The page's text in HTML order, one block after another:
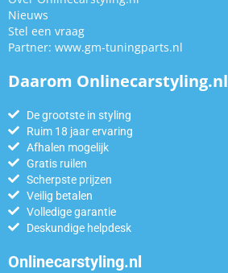
Nieuws
Stel een vraag
Partner: www.gm-tuningparts.nl
Daarom Onlinecarstyling.nl
De grootste in styling
Ruim 18 jaar ervaring
Afhalen mogelijk
Gratis ruilen
Scherpste prijzen
Veilig betalen
Volledige garantie
Deskundige helpdesk
Onlinecarstyling.nl